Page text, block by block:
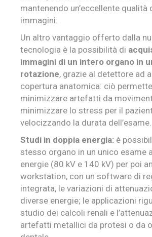
mantenendo un’eccellente qualità
immagini.
Un altro vantaggio offerto dalla
tecnologia è la possibilità di
immagini di un intero organo in
rotazione, grazie al detettore ad
copertura anatomica: ciò
minimizzare artefatti da
minimizzare lo stress per il
velocizzando la durata dell’esame.
Studi in doppia energia: è
stesso organo in un unico esame
energie (80 kV e 140 kV) per poi
workstation, con un software di
integrata, le variazioni di
diverse energie; le applicazioni
studio dei calcoli renali e
artefatti metallici da protesi o da